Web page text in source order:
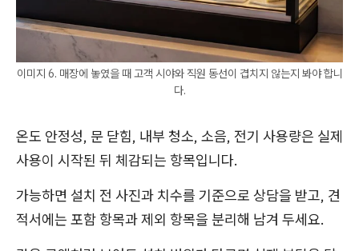
이미지 6. 매장에 놓였을 때 고객 시야와 직원 동선이 겹치지 않는지 봐야 합니
다.
온도 안정성, 문 닫힘, 내부 청소, 소음, 전기 사용량은 실제
사용이 시작된 뒤 체감되는 항목입니다.
가능하면 설치 전 사진과 치수를 기준으로 상담을 받고, 견
적서에는 포함 항목과 제외 항목을 분리해 남겨 두세요.